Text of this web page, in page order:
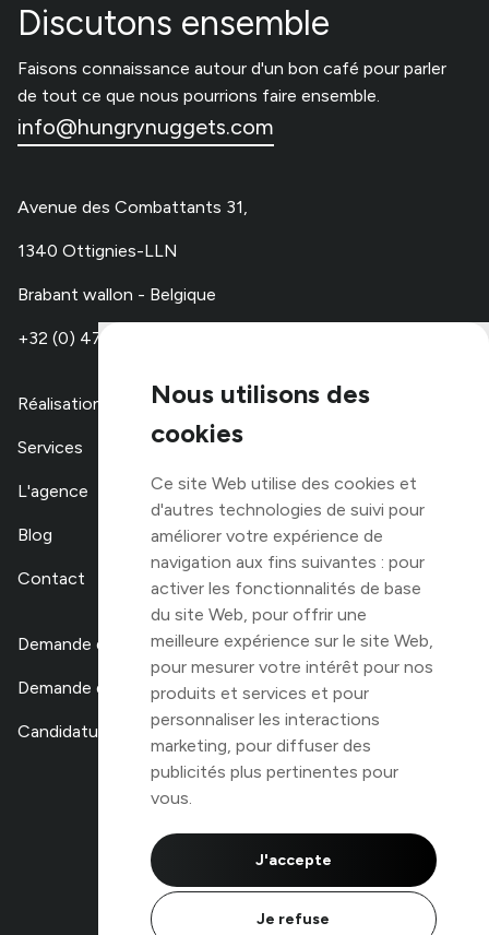
Nous utilisons des
cookies
Ce site Web utilise des cookies et
d'autres technologies de suivi pour
améliorer votre expérience de
navigation aux fins suivantes : pour
activer les fonctionnalités de base
du site Web, pour offrir une
meilleure expérience sur le site Web,
pour mesurer votre intérêt pour nos
produits et services et pour
personnaliser les interactions
marketing, pour diffuser des
publicités plus pertinentes pour
vous.
J'accepte
Je refuse
Discutons ensemble
Faisons connaissance autour d'un bon café pour parler
de tout ce que nous pourrions faire ensemble.
info@hungrynuggets.com
Avenue des Combattants 31,
1340 Ottignies-LLN
Brabant wallon - Belgique
+32 (0) 479 67 48 00
Réalisations
Services
L'agence
Blog
Contact
Demande de devis
Demande de stage
Candidature libre
TOP 100